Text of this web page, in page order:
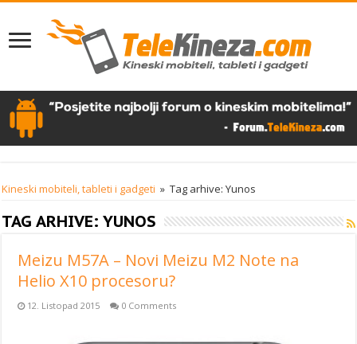
Kineski mobiteli, tableti i gadgeti » Tag arhive: Yunos
TAG ARHIVE:YUNOS
Meizu M57A – Novi Meizu M2 Note na
Helio X10 procesoru?
12. Listopad 2015 0 Comments